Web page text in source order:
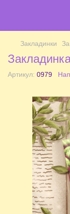
Закладинки
Артикул: 0979